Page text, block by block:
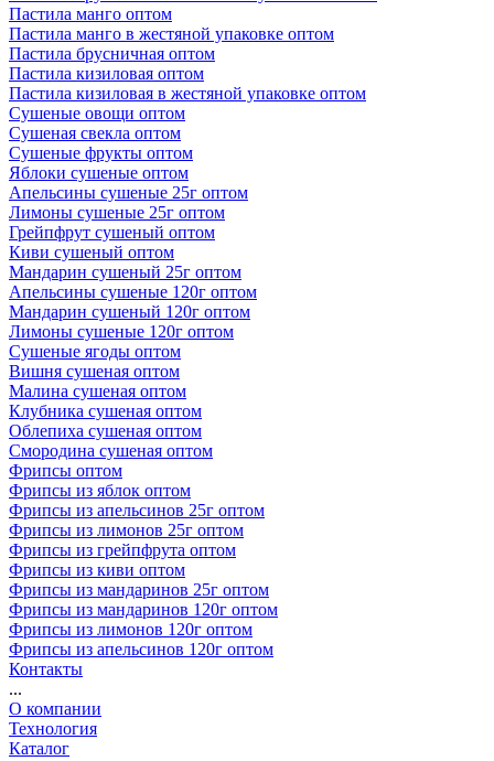
Пастила манго оптом
Пастила манго в жестяной упаковке оптом
Пастила брусничная оптом
Пастила кизиловая оптом
Пастила кизиловая в жестяной упаковке оптом
Сушеные овощи оптом
Сушеная свекла оптом
Сушеные фрукты оптом
Яблоки сушеные оптом
Апельсины сушеные 25г оптом
Лимоны сушеные 25г оптом
Грейпфрут сушеный оптом
Киви сушеный оптом
Мандарин сушеный 25г оптом
Апельсины сушеные 120г оптом
Мандарин сушеный 120г оптом
Лимоны сушеные 120г оптом
Сушеные ягоды оптом
Вишня сушеная оптом
Малина сушеная оптом
Клубника сушеная оптом
Облепиха сушеная оптом
Смородина сушеная оптом
Фрипсы оптом
Фрипсы из яблок оптом
Фрипсы из апельсинов 25г оптом
Фрипсы из лимонов 25г оптом
Фрипсы из грейпфрута оптом
Фрипсы из киви оптом
Фрипсы из мандаринов 25г оптом
Фрипсы из мандаринов 120г оптом
Фрипсы из лимонов 120г оптом
Фрипсы из апельсинов 120г оптом
Контакты
...
О компании
Технология
Каталог